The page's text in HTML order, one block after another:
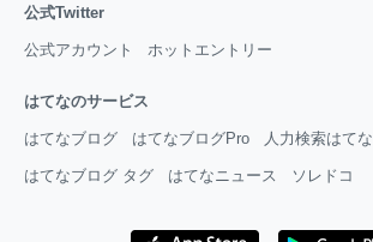
公式Twitter
公式アカウント ホットエントリー
はてなのサービス
はてなブログ はてなブログPro 人力検索はてな
はてなブログ タグ はてなニュース ソレドコ